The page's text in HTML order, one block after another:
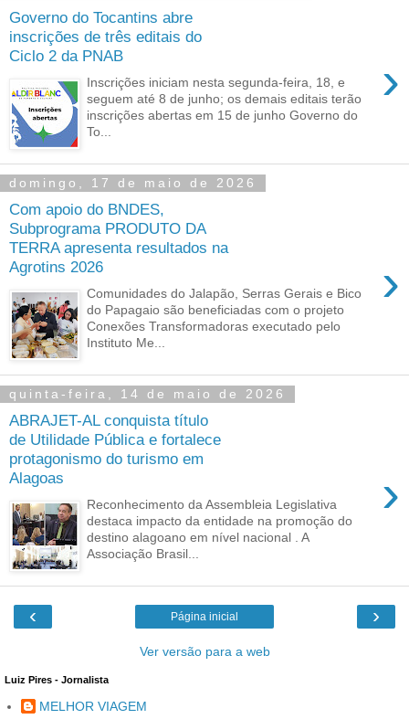
Governo do Tocantins abre
inscrições de três editais do
Ciclo 2 da PNAB
›
Inscrições iniciam nesta segunda-feira, 18, e
seguem até 8 de junho; os demais editais terão
inscrições abertas em 15 de junho Governo do
To...
domingo, 17 de maio de 2026
Com apoio do BNDES,
Subprograma PRODUTO DA
TERRA apresenta resultados na
Agrotins 2026
›
Comunidades do Jalapão, Serras Gerais e Bico
do Papagaio são beneficiadas com o projeto
Conexões Transformadoras executado pelo
Instituto Me...
quinta-feira, 14 de maio de 2026
ABRAJET-AL conquista título
de Utilidade Pública e fortalece
protagonismo do turismo em
Alagoas
›
Reconhecimento da Assembleia Legislativa
destaca impacto da entidade na promoção do
destino alagoano em nível nacional . A
Associação Brasil...
‹ ›
Página inicial
Ver versão para a web
Luiz Pires - Jornalista
MELHOR VIAGEM